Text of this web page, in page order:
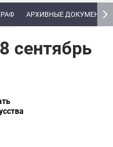
АРХИВНЫЕ ДОКУМЕНТЫ
сентябрь